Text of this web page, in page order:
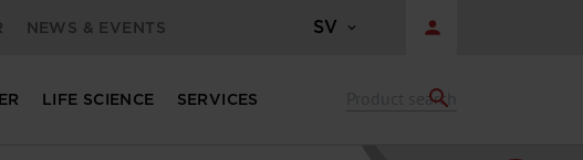
NEWS & EVENTS SV person
LIFE SCIENCE SERVICES search